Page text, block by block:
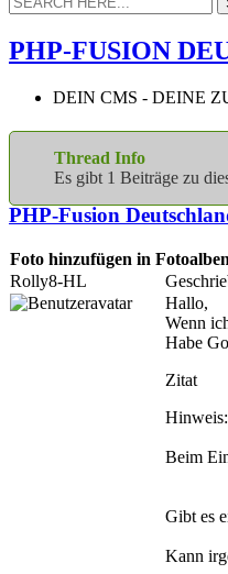
PHP-FUSION
DEIN CMS - DEINE
Thread Info
Es gibt 1 Beiträge zu
PHP-Fusion
Foto hinzufügen in
Rolly8-HL
Hallo,
Wenn
Habe
Zitat
Hinweis:
Beim
Gibt es
Kann